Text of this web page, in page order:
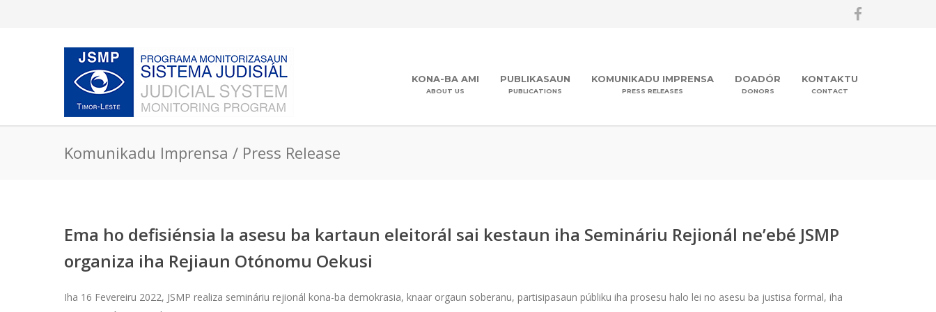
KONA-BA AMI
ABOUT US
PUBLIKASAUN
PUBLICATIONS
KOMUNIKADU IMPRENSA
PRESS RELEASES
DOADÓR
DONORS
KONTAKTU
CONTACT
Komunikadu Imprensa / Press Release
Ema ho defisiénsia la asesu ba kartaun eleitorál sai kestaun iha Semináriu Rejionál ne’ebé JSMP
organiza iha Rejiaun Otónomu Oekusi
Iha 16 Fevereiru 2022, JSMP realiza semináriu rejionál kona-ba demokrasia, knaar orgaun soberanu, partisipasaun públiku iha prosesu halo lei no asesu ba justisa formal, iha